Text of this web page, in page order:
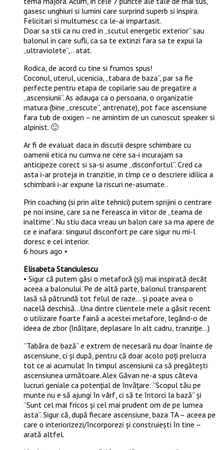
gasesc unghiuri si lumini care surprind superb si inspira.
Felicitari si multumesc ca le-ai impartasit.
Doar sa stii ca nu cred in „scutul energetic exterior” sau
balonul in care sufli, ca sa te extinzi fara sa te expui la
„ultraviolete”,.. atat.
Rodica, de acord cu tine si frumos spus!
Coconul, uterul, ucenicia, „tabara de baza”, par sa fie
perfecte pentru etapa de copilarie sau de pregatire a
„ascensiunii”. As adauga ca o persoana, o organizatie
matura (bine „crescute”, antrenate), pot face ascensiune
fara tub de oxigen – ne amintim de un cunoscut speaker si
alpinist. 🙂
Ar fi de evaluat daca in discutii despre schimbare cu
oamenii etica nu cumva ne cere sa-i incurajam sa
anticipeze corect si sa-si asume „disconfortul”. Cred ca
asta i-ar proteja in tranzitie, in timp ce o descriere idilica a
schimbarii i-ar expune la riscuri ne-asumate..
Prin coaching (si prin alte tehnici) putem sprijini o centrare
pe noi insine, care sa ne fereasca in viitor de „teama de
inaltime”. Nu stiu daca vreau un balon care sa ma apere de
ce e inafara: singurul disconfort pe care sigur nu mi-l
doresc e cel interior.
6 hours ago •
Elisabeta Stanciulescu
• Sigur că putem găsi o metaforă (și) mai inspirată decât
aceea a balonului. Pe de altă parte, balonul transparent
lasă să pătrundă tot felul de raze… și poate avea o
nacelă deschisă…Una dintre clientele mele a găsit recent
o utilizare foarte faină a acestei metafore, legând-o de
ideea de zbor (înălțare, deplasare în alt cadru, tranziție…)
”Tabăra de bază” e extrem de necesară nu doar înainte de
ascensiune, ci și după, pentru că doar acolo poți prelucra
tot ce ai acumulat în timpul ascensiunii ca să pregătești
ascensiunea următoare. Alex Găvan ne-a spus câteva
lucruri geniale ca potențial de învățare: ”Scopul tău pe
munte nu e să ajungi în vârf, ci să te întorci la bază” și
”Sunt cel mai fricos și cel mai prudent om de pe lumea
asta”. Sigur că, după fiecare ascensiune, baza TA – aceea pe
care o interiorizezi/încorporezi și construiești în tine –
arată altfel.